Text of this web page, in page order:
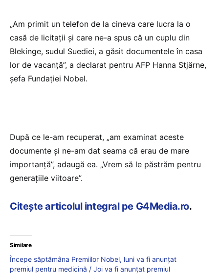
„Am primit un telefon de la cineva care lucra la o
casă de licitaţii şi care ne-a spus că un cuplu din
Blekinge, sudul Suediei, a găsit documentele în casa
lor de vacanţă”, a declarat pentru AFP Hanna Stjärne,
şefa Fundaţiei Nobel.
După ce le-am recuperat, „am examinat aceste
documente şi ne-am dat seama că erau de mare
importanţă”, adaugă ea. „Vrem să le păstrăm pentru
generaţiile viitoare”.
Citește articolul integral pe G4Media.ro.
Similare
Începe săptămâna Premiilor Nobel, luni va fi anunțat
premiul pentru medicină / Joi va fi anunțat premiul